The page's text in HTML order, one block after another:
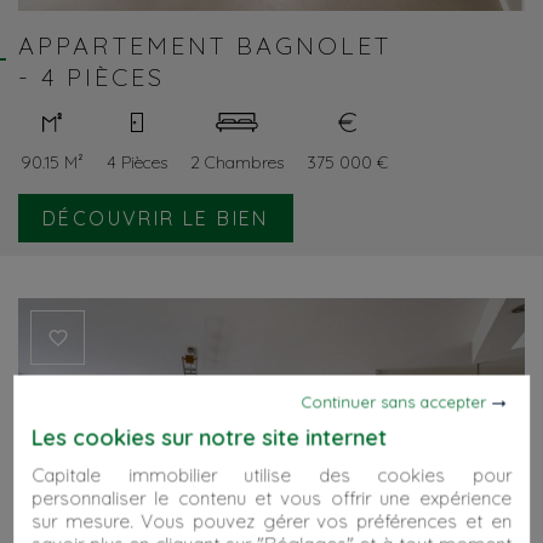
APPARTEMENT BAGNOLET
- 4 PIÈCES
90.15 M² 4 Pièces 2 Chambres 375 000 €
DÉCOUVRIR LE BIEN
Continuer sans accepter
Les cookies sur notre site internet
Capitale immobilier utilise des cookies pour
personnaliser le contenu et vous offrir une expérience
sur mesure. Vous pouvez gérer vos préférences et en